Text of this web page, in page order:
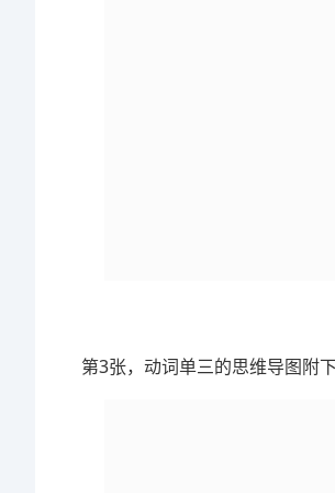
第3张，动词单三的思维导图附